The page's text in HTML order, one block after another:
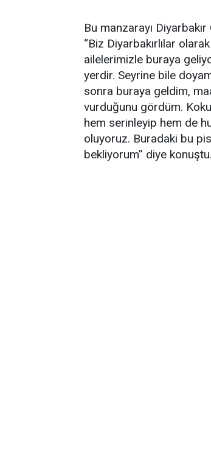
Bu manzarayı
“Biz Diyarbakırlılar
ailelerimizle buraya
yerdir. Seyrine bile
sonra buraya geldim,
vurduğunu gördüm.
hem serinleyip hem de
oluyoruz. Buradaki bu
bekliyorum” diye konuştu.